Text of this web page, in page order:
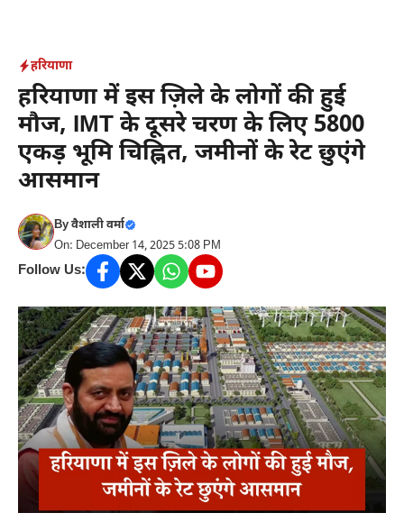
content
हरियाणा
हरियाणा में इस ज़िले के लोगों की हुई
मौज, IMT के दूसरे चरण के लिए 5800
एकड़ भूमि चिह्नित, जमीनों के रेट छुएंगे
आसमान
Byवैशाली वर्मा
On: December 14, 2025 5:08 PM
Follow Us: